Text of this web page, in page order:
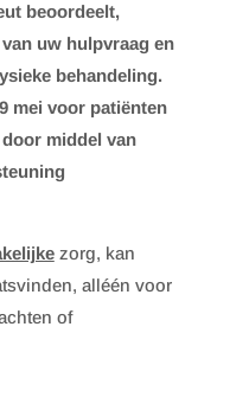
beoordeelt,
uw hulpvraag en
behandeling.
mei voor patiënten
middel van
zorg, kan
alléén voor
of